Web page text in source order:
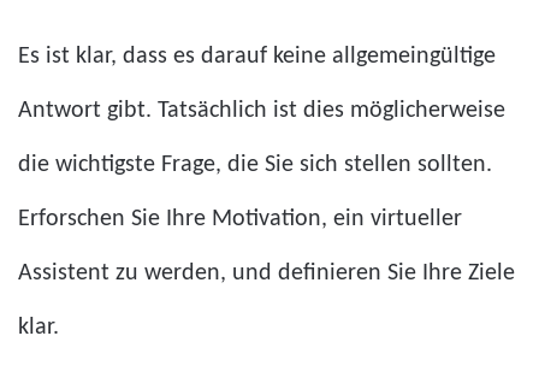
Es ist klar, dass es darauf keine allgemeingültige
Antwort gibt. Tatsächlich ist dies möglicherweise
die wichtigste Frage, die Sie sich stellen sollten.
Erforschen Sie Ihre Motivation, ein virtueller
Assistent zu werden, und definieren Sie Ihre Ziele
klar.